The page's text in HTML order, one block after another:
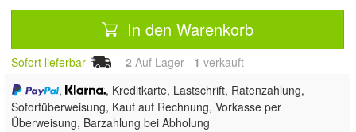
In den Warenkorb
Sofort lieferbar 2 Auf Lager 1 verkauft
,
, Kreditkarte, Lastschrift, Ratenzahlung,
Sofortüberweisung, Kauf auf Rechnung, Vorkasse per
Überweisung, Barzahlung bei Abholung